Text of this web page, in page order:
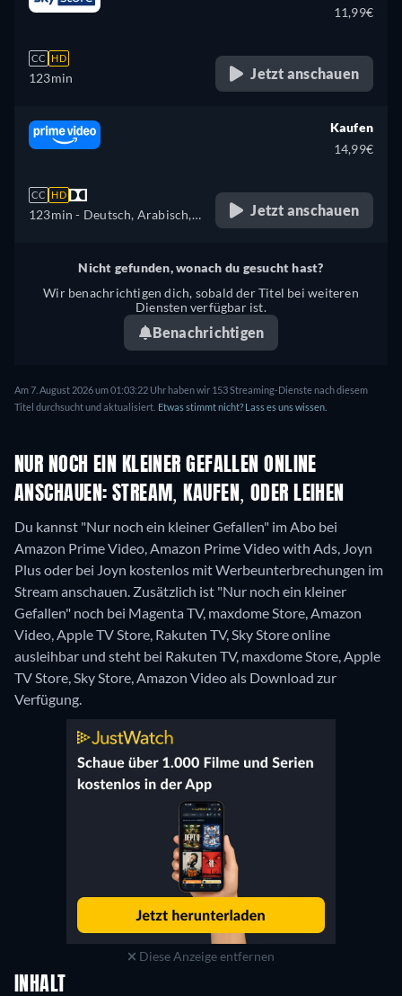
CC HD
123min
11,99€
Jetzt anschauen
CC HD
123min - Deutsch, Arabisch,
Ungarisch, Italienisch,
Japanisch, Polnisch,
Portugiesisch, Türkisch
Kaufen
14,99€
Jetzt anschauen
Nicht gefunden, wonach du gesucht hast?
Wir benachrichtigen dich, sobald der Titel bei weiteren
Diensten verfügbar ist.
Benachrichtigen
Am 7. August 2026 um 01:03:22 Uhr haben wir 153 Streaming-Dienste nach diesem
Titel durchsucht und aktualisiert. Etwas stimmt nicht? Lass es uns wissen.
NUR NOCH EIN KLEINER GEFALLEN ONLINE
ANSCHAUEN: STREAM, KAUFEN, ODER LEIHEN
Du kannst "Nur noch ein kleiner Gefallen" im Abo bei
Amazon Prime Video, Amazon Prime Video with Ads, Joyn
Plus oder bei Joyn kostenlos mit Werbeunterbrechungen im
Stream anschauen. Zusätzlich ist "Nur noch ein kleiner
Gefallen" noch bei Magenta TV, maxdome Store, Amazon
Video, Apple TV Store, Rakuten TV, Sky Store online
ausleihbar und steht bei Rakuten TV, maxdome Store, Apple
TV Store, Sky Store, Amazon Video als Download zur
Verfügung.
Diese Anzeige entfernen
INHALT